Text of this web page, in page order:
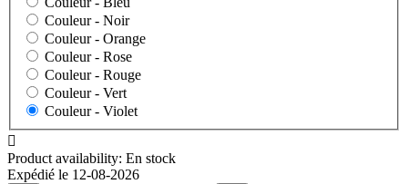
Couleur - Noir
Couleur - Orange
Couleur - Rose
Couleur - Rouge
Couleur - Vert
Couleur - Violet

Product availability: En stock
Expédié le 12-08-2026